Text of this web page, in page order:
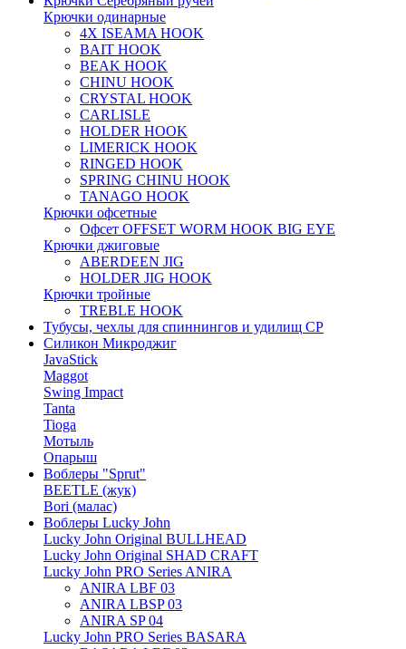
Крючки одинарные
4X ISEAMA HOOK
BAIT HOOK
BEAK HOOK
CHINU HOOK
CRYSTAL HOOK
CARLISLE
HOLDER HOOK
LIMERICK HOOK
RINGED HOOK
SPRING CHINU HOOK
TANAGO HOOK
Крючки офсетные
Офсет OFFSET WORM HOOK BIG EYE
Крючки джиговые
ABERDEEN JIG
HOLDER JIG HOOK
Крючки тройные
TREBLE HOOK
Тубусы, чехлы для спиннингов и удилищ СР
Силикон Микроджиг
JavaStick
Maggot
Swing Impact
Tanta
Tioga
Мотыль
Опарыш
Воблеры "Sprut"
BEETLE (жук)
Bori (малас)
Воблеры Lucky John
Lucky John Original BULLHEAD
Lucky John Original SHAD CRAFT
Lucky John PRO Series ANIRA
ANIRA LBF 03
ANIRA LBSP 03
ANIRA SP 04
Lucky John PRO Series BASARA